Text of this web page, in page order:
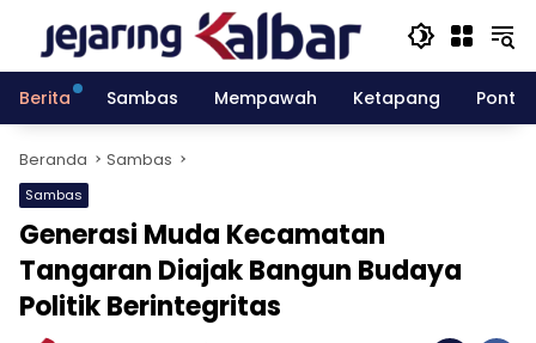
konten
Berita
Sambas Mempawah Ketapang
Beranda Sambas
Sambas
Generasi Muda Kecamatan
Tangaran Diajak Bangun Budaya
Politik Berintegritas